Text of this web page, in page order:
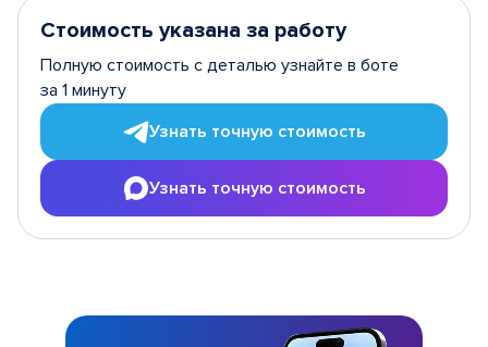
Стоимость указана за работу
Полную стоимость с деталью узнайте в боте
за 1 минуту
Узнать точную стоимость
Узнать точную стоимость